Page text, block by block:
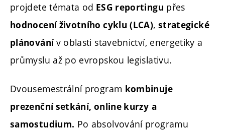
projdete témata od ESG reportingu přes
hodnocení životního cyklu (LCA), strategické
plánovánív oblasti stavebnictví, energetiky a
průmyslu až po evropskou legislativu.
Dvousemestrální program kombinuje
prezenční setkání, online kurzy a
samostudium. Po absolvování programu